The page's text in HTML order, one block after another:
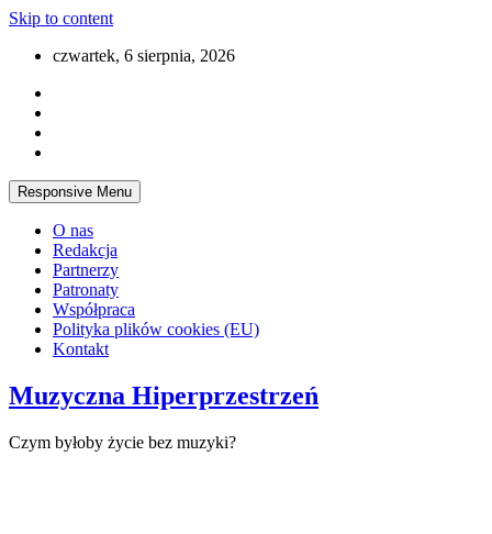
Skip to content
czwartek, 6 sierpnia, 2026
Responsive Menu
O nas
Redakcja
Partnerzy
Patronaty
Współpraca
Polityka plików cookies (EU)
Kontakt
Muzyczna Hiperprzestrzeń
Czym byłoby życie bez muzyki?